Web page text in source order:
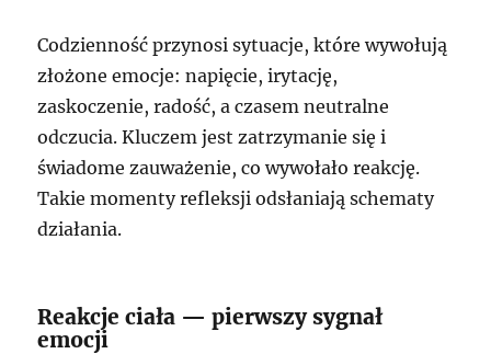
Codzienność przynosi sytuacje, które wywołują
złożone emocje: napięcie, irytację,
zaskoczenie, radość, a czasem neutralne
odczucia. Kluczem jest zatrzymanie się i
świadome zauważenie, co wywołało reakcję.
Takie momenty refleksji odsłaniają schematy
działania.
Reakcje ciała — pierwszy sygnał
emocji